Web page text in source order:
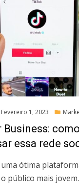
Fevereiro 1, 2023
essa rede
ótima
público mais